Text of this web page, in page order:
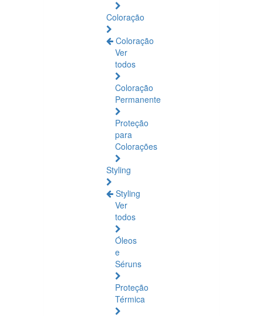
Coloração
Coloração
Ver
todos
Coloração
Permanente
Proteção
para
Colorações
Styling
Styling
Ver
todos
Óleos
e
Séruns
Proteção
Térmica